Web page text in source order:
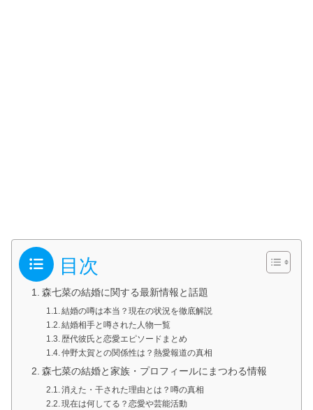
目次
森七菜の結婚に関する最新情報と話題
結婚の噂は本当？現在の状況を徹底解説
結婚相手と噂された人物一覧
歴代彼氏と恋愛エピソードまとめ
仲野太賀との関係性は？熱愛報道の真相
森七菜の結婚と家族・プロフィールにまつわる情報
消えた・干された理由とは？噂の真相
現在は何してる？恋愛や芸能活動